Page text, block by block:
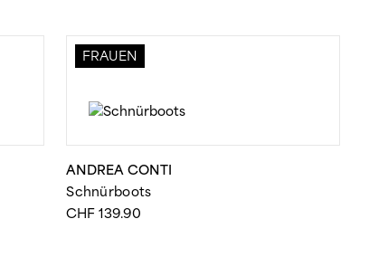
FRAUEN
ANDREA CONTI
Schnürboots
CHF 139.90